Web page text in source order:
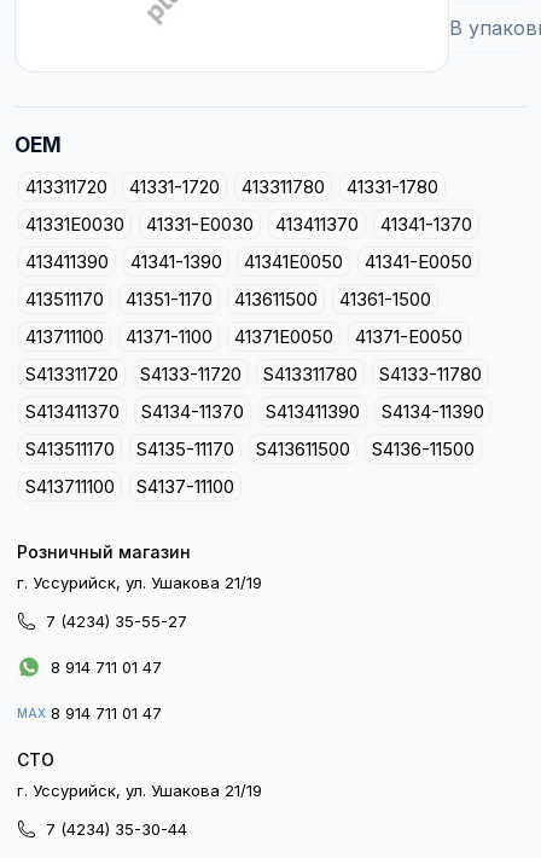
В
OEM
413311720 41331-1720 413311780
41331-1780
41331E0030
41331-E0030 413411370
41341-1370
413411390
41341-1390 41341E0050
41341-E0050
413511170
41351-1170 413611500
41361-1500
413711100
41371-1100 41371E0050
41371-E0050
S413311720
S4133-11720 S413311780
S4133-11780
S413411370
S4134-11370 S413411390
S4134-11390
S413511170
S4135-11170 S413611500
S4136-11500
S413711100
S4137-11100
Розничный магазин
г. Уссурийск, ул. Ушакова 21/19
7 (4234) 35-55-27
8 914 711 01 47
MAX 8 914 711 01 47
СТО
г. Уссурийск, ул. Ушакова 21/19
7 (4234) 35-30-44